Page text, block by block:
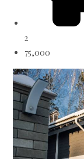
2
75,000